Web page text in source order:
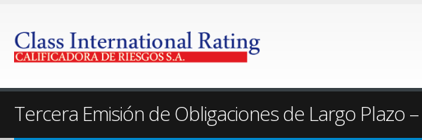
Tercera Emisión de Obligaciones de Largo Plazo –